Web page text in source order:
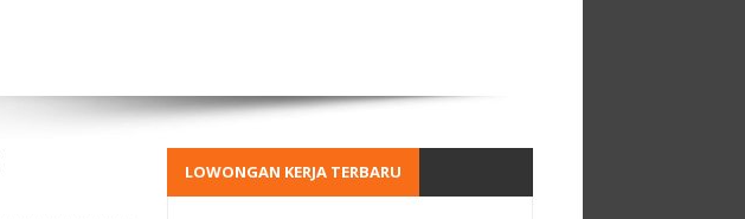
LOWONGAN KERJA TERBARU